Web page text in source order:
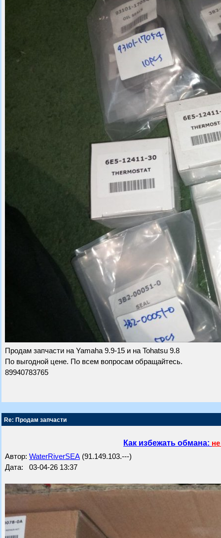
Продам запчасти на Yamaha 9.9-15 и на Tohatsu 9.8
По выгодной цене. По всем вопросам обращайтесь.
89940783765
Re: Продам запчасти
Как избежать обмана:
Автор: WaterRiverSEA (91.149.103.---)
Дата: 03-04-26 13:37